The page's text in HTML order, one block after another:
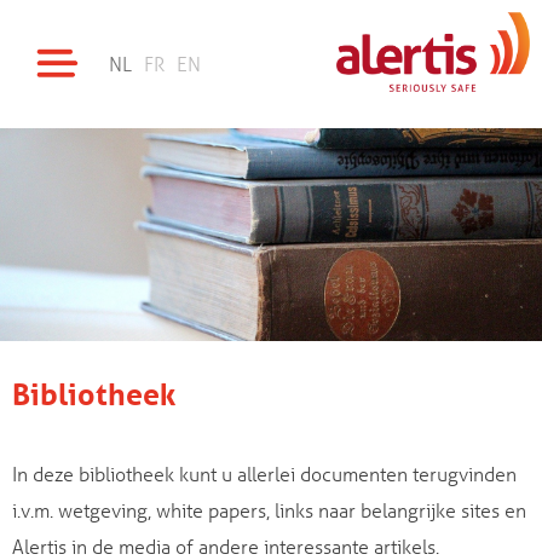
NL FR EN
Bibliotheek
In deze bibliotheek kunt u allerlei documenten terugvinden
i.v.m. wetgeving, white papers, links naar belangrijke sites en
Alertis in de media of andere interessante artikels.